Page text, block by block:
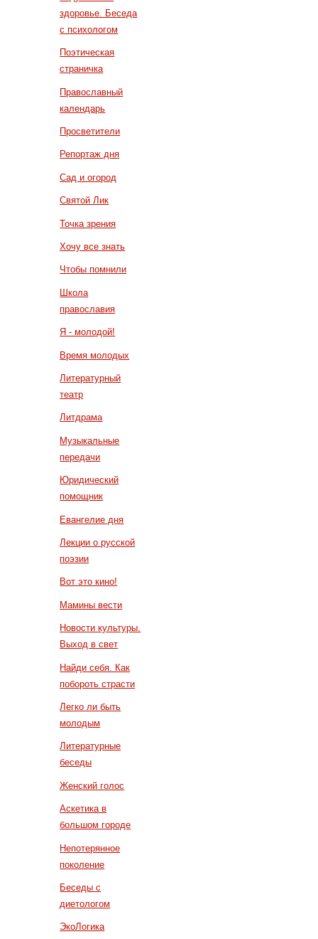
здоровье. Беседа
с психологом
Поэтическая
страничка
Православный
календарь
Просветители
Репортаж дня
Сад и огород
Святой Лик
Точка зрения
Хочу все знать
Чтобы помнили
Школа
православия
Я - молодой!
Время молодых
Литературный
театр
Литдрама
Музыкальные
передачи
Юридический
помощник
Евангелие дня
Лекции о русской
поэзии
Вот это кино!
Мамины вести
Новости культуры.
Выход в свет
Найди себя. Как
побороть страсти
Легко ли быть
молодым
Литературные
беседы
Женский голос
Аскетика в
большом городе
Непотерянное
поколение
Беседы с
диетологом
ЭкоЛогика